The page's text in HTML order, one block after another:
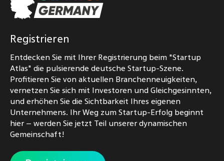
Registrieren
Entdecken Sie mit Ihrer Registrierung beim "Startup
Atlas" die pulsierende deutsche Startup-Szene.
Profitieren Sie von aktuellen Branchenneuigkeiten,
vernetzen Sie sich mit Investoren und Gleichgesinnten,
und erhöhen Sie die Sichtbarkeit Ihres eigenen
Unternehmens. Ihr Weg zum Startup-Erfolg beginnt
hier – werden Sie jetzt Teil unserer dynamischen
Gemeinschaft!